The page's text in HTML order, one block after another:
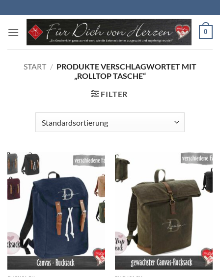
Inhalt
springen
0
START / PRODUKTE VERSCHLAGWORTET MIT
„ROLLTOP TASCHE“
FILTER